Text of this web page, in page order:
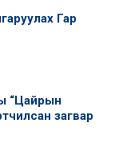
Гар
“Цайрын
загвар